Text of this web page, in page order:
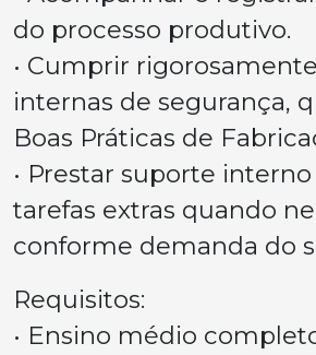
do processo produtivo.
• Cumprir
internas de segurança,
Boas Práticas de
• Prestar suporte
tarefas extras quando
conforme demanda do
Requisitos:
• Ensino médio